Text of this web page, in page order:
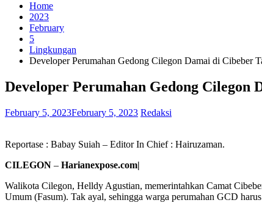
Home
2023
February
5
Lingkungan
Developer Perumahan Gedong Cilegon Damai di Cibeber
Developer Perumahan Gedong Cilegon
February 5, 2023February 5, 2023 Redaksi
Reportase : Babay Suiah – Editor In Chief : Hairuzaman.
CILEGON – Harianexpose.com|
Walikota Cilegon, Helldy Agustian, memerintahkan Camat
Umum (Fasum). Tak ayal, sehingga warga perumahan GCD